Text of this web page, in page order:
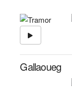
Gallaoueg